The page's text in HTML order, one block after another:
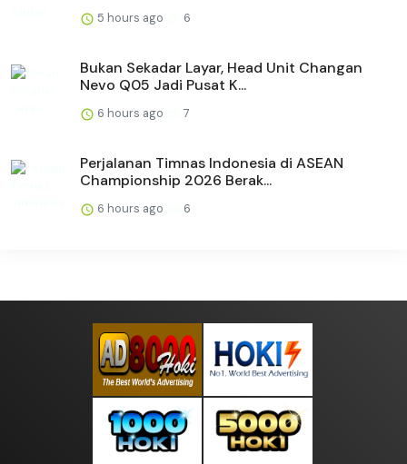
5 hours ago 6
Bukan Sekadar Layar, Head Unit Changan
Nevo Q05 Jadi Pusat K...
6 hours ago 7
Perjalanan Timnas Indonesia di ASEAN
Championship 2026 Berak...
6 hours ago 6